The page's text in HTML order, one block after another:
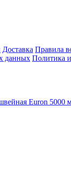
Доставка Правила
данных Политика
Euron 5000